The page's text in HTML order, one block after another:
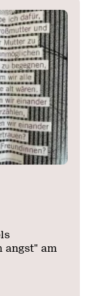
angst" am